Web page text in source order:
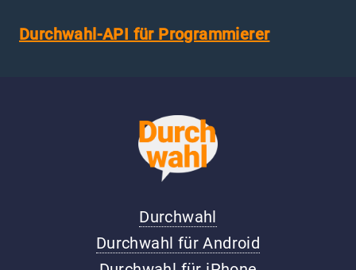
Durchwahl-API für Programmierer
Durchwahl
Durchwahl für Android